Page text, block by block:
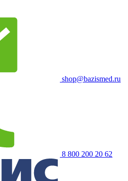
shop@bazismed.ru
8 800 200 20 62